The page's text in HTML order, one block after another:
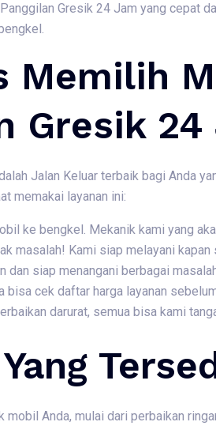
Gresik 24 Jam yang cepat
Memilih
Gresik 24
Jalan Keluar terbaik bagi Anda
memakai layanan ini:
ke bengkel. Mekanik kami yang
masalah! Kami siap melayani kapan
dan siap menangani berbagai
bisa cek daftar harga layanan
darurat, semua bisa kami
mobil Anda, mulai dari perbaikan